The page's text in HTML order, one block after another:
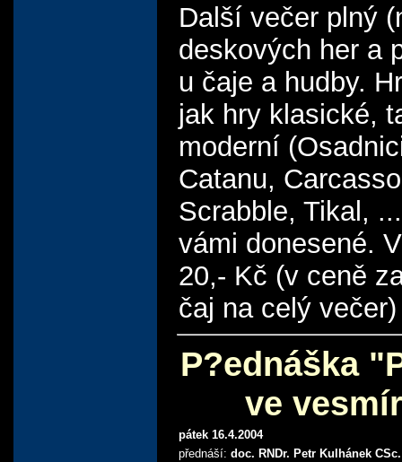
Další večer plný
deskových her a
u čaje a hudby.
jak hry klasické,
moderní
Catanu,
Scrabble, Tikal,
vámi donesené.
20,- Kč (v ceně
čaj na celý večer)
P?ednáška
ve
pátek 16.4.2004
přednáší: doc. RNDr. Petr Kulhánek CSc.